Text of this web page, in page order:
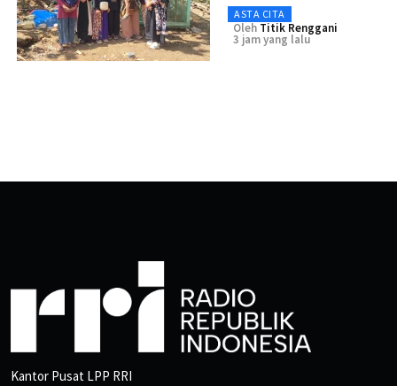
ASTA CITA
Oleh Titik Renggani
3 jam yang lalu
Kantor Pusat LPP RRI